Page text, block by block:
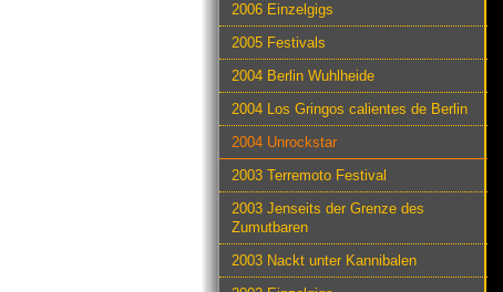
2006 Einzelgigs
2005 Festivals
2004 Berlin Wuhlheide
2004 Los Gringos calientes de Berlin
2004 Unrockstar
2003 Terremoto Festival
2003 Jenseits der Grenze des
Zumutbaren
2003 Nackt unter Kannibalen